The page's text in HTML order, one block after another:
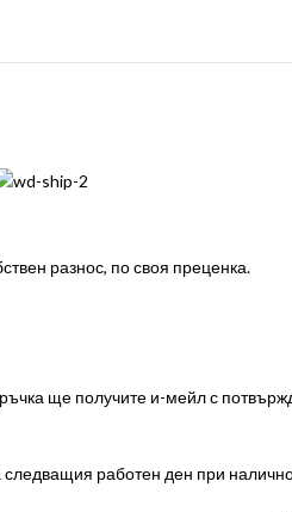
разнос, по своя преценка.
ще получите и-мейл с
работен ден при